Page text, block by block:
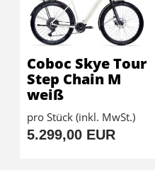
Coboc Skye Tour
Step Chain M
weiß
pro Stück (inkl. MwSt.)
5.299,00 EUR